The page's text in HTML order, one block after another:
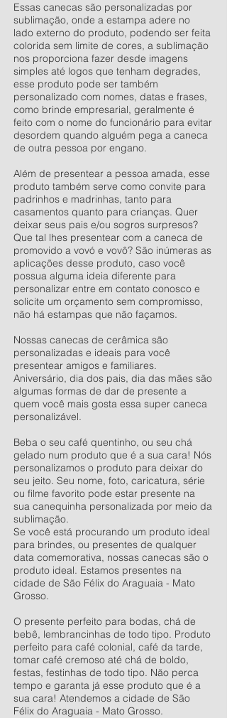
Essas canecas são personalizadas por
sublimação, onde a estampa adere no
lado externo do produto, podendo ser feita
colorida sem limite de cores, a sublimação
nos proporciona fazer desde imagens
simples até logos que tenham degrades,
esse produto pode ser também
personalizado com nomes, datas e frases,
como brinde empresarial, geralmente é
feito com o nome do funcionário para evitar
desordem quando alguém pega a caneca
de outra pessoa por engano.
Além de presentear a pessoa amada, esse
produto também serve como convite para
padrinhos e madrinhas, tanto para
casamentos quanto para crianças. Quer
deixar seus pais e/ou sogros surpresos?
Que tal lhes presentear com a caneca de
promovido a vovó e vovô? São inúmeras as
aplicações desse produto, caso você
possua alguma ideia diferente para
personalizar entre em contato conosco e
solicite um orçamento sem compromisso,
não há estampas que não façamos.
Nossas canecas de cerâmica são
personalizadas e ideais para você
presentear amigos e familiares.
Aniversário, dia dos pais, dia das mães são
algumas formas de dar de presente a
quem você mais gosta essa super caneca
personalizável.
Beba o seu café quentinho, ou seu chá
gelado num produto que é a sua cara! Nós
personalizamos o produto para deixar do
seu jeito. Seu nome, foto, caricatura, série
ou filme favorito pode estar presente na
sua canequinha personalizada por meio da
sublimação.
Se você está procurando um produto ideal
para brindes, ou presentes de qualquer
data comemorativa, nossas canecas são o
produto ideal. Estamos presentes na
cidade de São Félix do Araguaia - Mato
Grosso.
O presente perfeito para bodas, chá de
bebê, lembrancinhas de todo tipo. Produto
perfeito para café colonial, café da tarde,
tomar café cremoso até chá de boldo,
festas, festinhas de todo tipo. Não perca
tempo e garanta já esse produto que é a
sua cara! Atendemos a cidade de São
Félix do Araguaia - Mato Grosso.